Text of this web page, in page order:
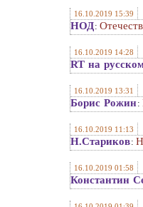
16.10.2019 15:39
НОД:
16.10.2019 14:28
RT на
16.10.2019 13:31
Борис Рожин:
16.10.2019 11:13
Н.Стариков:
16.10.2019 01:58
Константин